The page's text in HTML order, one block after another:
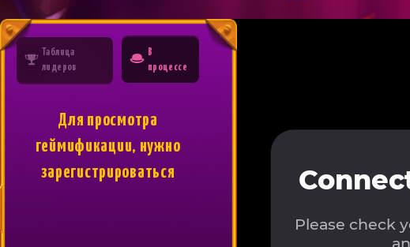
Таблица
лидеров
В
процессе
Для просмотра
геймификации, нужно
зарегистрироваться